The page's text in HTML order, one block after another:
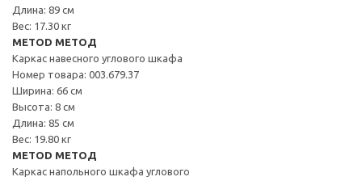
Длина: 89 см
Вес: 17.30 кг
METOD МЕТОД
Каркас навесного углового шкафа
Номер товара: 003.679.37
Ширина: 66 см
Высота: 8 см
Длина: 85 см
Вес: 19.80 кг
METOD МЕТОД
Каркас напольного шкафа углового